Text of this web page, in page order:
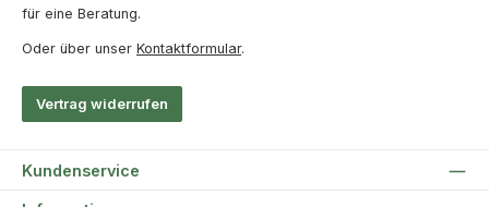
für eine Beratung.
Oder über unser Kontaktformular.
Vertrag widerrufen
Kundenservice